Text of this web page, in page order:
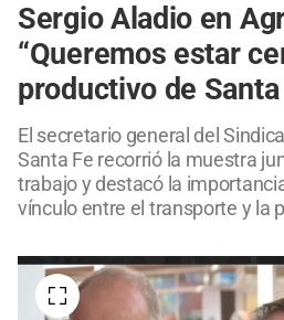
Sergio Aladio en
“Queremos estar
productivo de Santa
El secretario general del
Santa Fe recorrió la muestra
trabajo y destacó la
vínculo entre el transporte y la